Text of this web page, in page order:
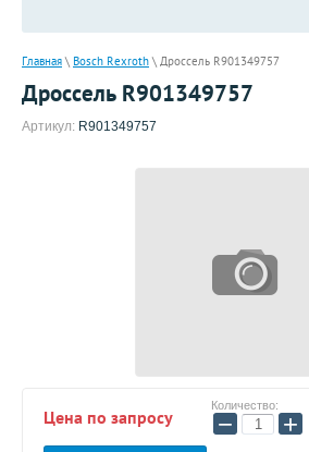
Главная\ Bosch Rexroth\ Дроссель R901349757
Дроссель R901349757
Артикул: R901349757
Цена по запросу
Количество:
− +